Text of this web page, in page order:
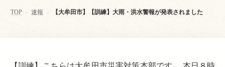
TOP > 速報 > 【大牟田市】【訓練】大雨・洪水警報が発表されました